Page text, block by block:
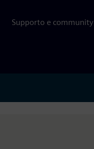
Supporto e community